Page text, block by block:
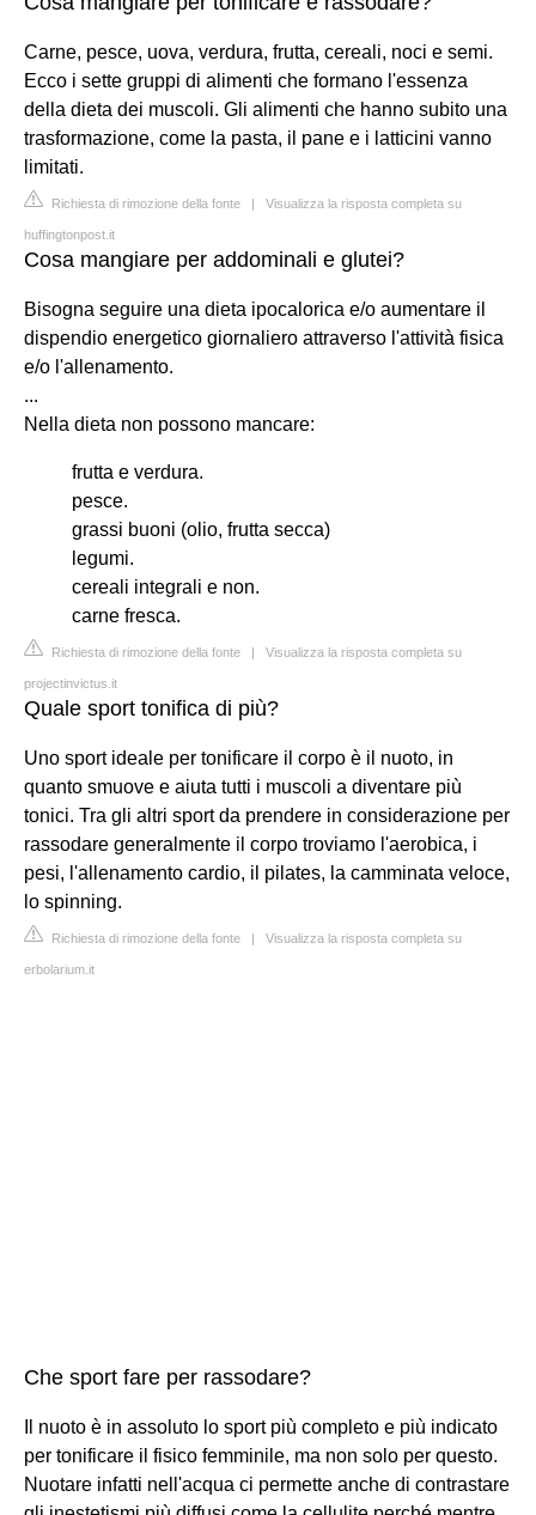
Carne, pesce, uova, verdura, frutta, cereali, noci e semi.
Ecco i sette gruppi di alimenti che formano l'essenza
della dieta dei muscoli. Gli alimenti che hanno subito una
trasformazione, come la pasta, il pane e i latticini vanno
limitati.
Richiesta di rimozione della fonte | Visualizza la risposta completa su
huffingtonpost.it
Cosa mangiare per addominali e glutei?
Bisogna seguire una dieta ipocalorica e/o aumentare il
dispendio energetico giornaliero attraverso l'attività fisica
e/o l'allenamento.
...
Nella dieta non possono mancare:
frutta e verdura.
pesce.
grassi buoni (olio, frutta secca)
legumi.
cereali integrali e non.
carne fresca.
Richiesta di rimozione della fonte | Visualizza la risposta completa su
projectinvictus.it
Quale sport tonifica di più?
Uno sport ideale per tonificare il corpo è il nuoto, in
quanto smuove e aiuta tutti i muscoli a diventare più
tonici. Tra gli altri sport da prendere in considerazione per
rassodare generalmente il corpo troviamo l'aerobica, i
pesi, l'allenamento cardio, il pilates, la camminata veloce,
lo spinning.
Richiesta di rimozione della fonte | Visualizza la risposta completa su
erbolarium.it
Che sport fare per rassodare?
Il nuoto è in assoluto lo sport più completo e più indicato
per tonificare il fisico femminile, ma non solo per questo.
Nuotare infatti nell'acqua ci permette anche di contrastare